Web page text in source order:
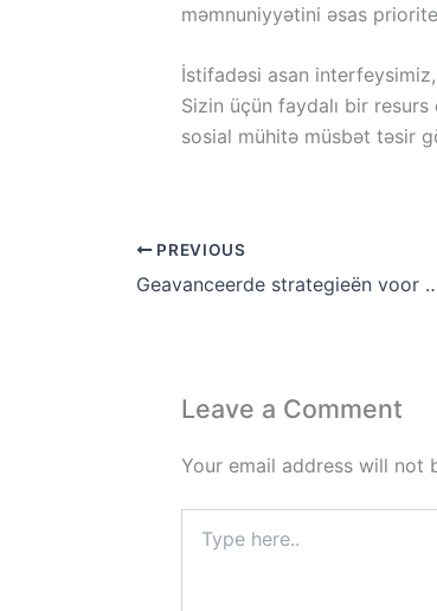
məmnuniyyətini əsas
İstifadəsi asan
Sizin üçün faydalı bir
sosial mühitə müsbət təsir
PREVIOUS
Geavanceerde strategieën
Leave a Comment
Your email address will not
here..